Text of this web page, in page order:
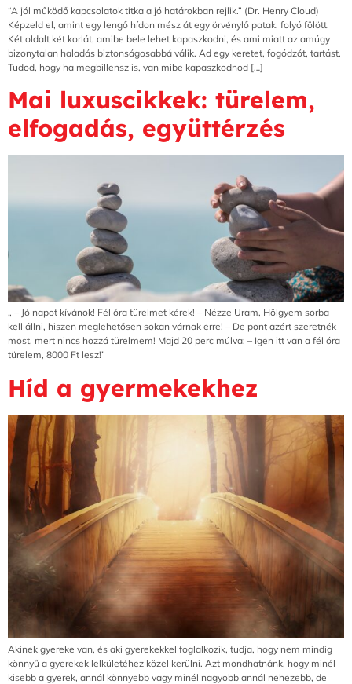
“A jól működő kapcsolatok titka a jó határokban rejlik.” (Dr. Henry Cloud)
Képzeld el, amint egy lengő hídon mész át egy örvénylő patak, folyó fölött.
Két oldalt két korlát, amibe bele lehet kapaszkodni, és ami miatt az amúgy
bizonytalan haladás biztonságosabbá válik. Ad egy keretet, fogódzót, tartást.
Tudod, hogy ha megbillensz is, van mibe kapaszkodnod […]
Mai luxuscikkek: türelem,
elfogadás, együttérzés
„ – Jó napot kívánok! Fél óra türelmet kérek! – Nézze Uram, Hölgyem sorba
kell állni, hiszen meglehetősen sokan várnak erre! – De pont azért szeretnék
most, mert nincs hozzá türelmem! Majd 20 perc múlva: – Igen itt van a fél óra
türelem, 8000 Ft lesz!”
Híd a gyermekekhez
Akinek gyereke van, és aki gyerekekkel foglalkozik, tudja, hogy nem mindig
könnyű a gyerekek lelkületéhez közel kerülni. Azt mondhatnánk, hogy minél
kisebb a gyerek, annál könnyebb vagy minél nagyobb annál nehezebb, de